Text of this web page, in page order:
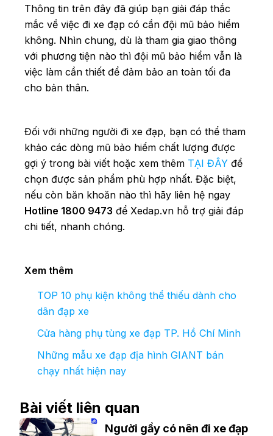
Thông tin trên đây đã giúp bạn giải đáp thắc
mắc về việc đi xe đạp có cần đội mũ bảo hiểm
không. Nhìn chung, dù là tham gia giao thông
với phương tiện nào thì đội mũ bảo hiểm vẫn là
việc làm cần thiết để đảm bảo an toàn tối đa
cho bản thân.
Đối với những người đi xe đạp, bạn có thể tham
khảo các dòng mũ bảo hiểm chất lượng được
gợi ý trong bài viết hoặc xem thêm TẠI ĐÂY để
chọn được sản phẩm phù hợp nhất. Đặc biệt,
nếu còn băn khoăn nào thì hãy liên hệ ngay
Hotline 1800 9473 để Xedap.vn hỗ trợ giải đáp
chi tiết, nhanh chóng.
Xem thêm
TOP 10 phụ kiện không thể thiếu dành cho
dân đạp xe
Cửa hàng phụ tùng xe đạp TP. Hồ Chí Minh
Những mẫu xe đạp địa hình GIANT bán
chạy nhất hiện nay
Bài viết liên quan
Người gầy có nên đi xe đạp